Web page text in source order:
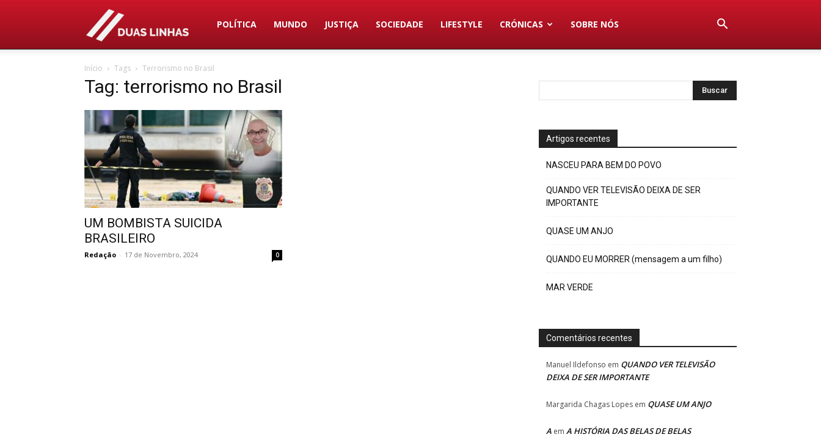
Duas
Linhas
POLÍTICA MUNDO JUSTIÇA SOCIEDADE LIFESTYLE CRÓNICAS SOBRE NÓS
Início Tags Terrorismo no Brasil
Tag: terrorismo no Brasil
UM BOMBISTA SUICIDA
BRASILEIRO
Redação - 17 de Novembro, 2024 0
Artigos recentes
NASCEU PARA BEM DO POVO
QUANDO VER TELEVISÃO DEIXA DE SER
IMPORTANTE
QUASE UM ANJO
QUANDO EU MORRER (mensagem a um filho)
MAR VERDE
Comentários recentes
Manuel Ildefonso em QUANDO VER TELEVISÃO
DEIXA DE SER IMPORTANTE
Margarida Chagas Lopes em QUASE UM ANJO
A em A HISTÓRIA DAS BELAS DE BELAS